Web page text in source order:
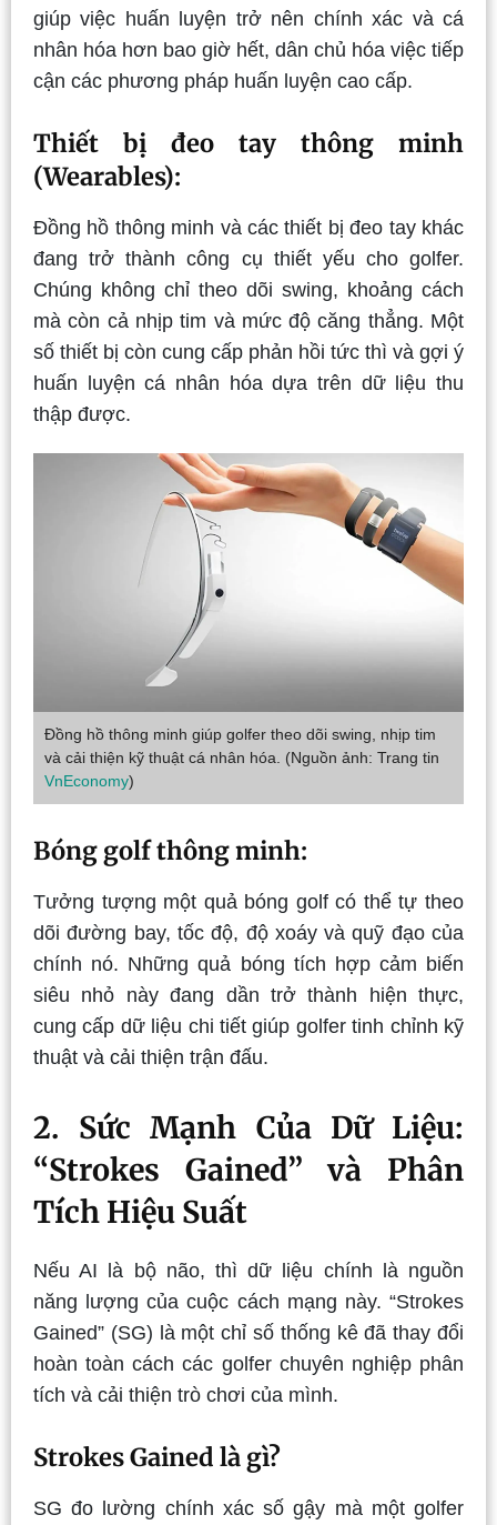
giúp việc huấn luyện trở nên chính xác và cá
nhân hóa hơn bao giờ hết, dân chủ hóa việc tiếp
cận các phương pháp huấn luyện cao cấp.
Thiết bị đeo tay thông minh
(Wearables):
Đồng hồ thông minh và các thiết bị đeo tay khác
đang trở thành công cụ thiết yếu cho golfer.
Chúng không chỉ theo dõi swing, khoảng cách
mà còn cả nhịp tim và mức độ căng thẳng. Một
số thiết bị còn cung cấp phản hồi tức thì và gợi ý
huấn luyện cá nhân hóa dựa trên dữ liệu thu
thập được.
Đồng hồ thông minh giúp golfer theo dõi swing, nhịp tim
và cải thiện kỹ thuật cá nhân hóa. (Nguồn ảnh: Trang tin
VnEconomy)
Bóng golf thông minh:
Tưởng tượng một quả bóng golf có thể tự theo
dõi đường bay, tốc độ, độ xoáy và quỹ đạo của
chính nó. Những quả bóng tích hợp cảm biến
siêu nhỏ này đang dần trở thành hiện thực,
cung cấp dữ liệu chi tiết giúp golfer tinh chỉnh kỹ
thuật và cải thiện trận đấu.
2. Sức Mạnh Của Dữ Liệu:
“Strokes Gained” và Phân
Tích Hiệu Suất
Nếu AI là bộ não, thì dữ liệu chính là nguồn
năng lượng của cuộc cách mạng này. “Strokes
Gained” (SG) là một chỉ số thống kê đã thay đổi
hoàn toàn cách các golfer chuyên nghiệp phân
tích và cải thiện trò chơi của mình.
Strokes Gained là gì?
SG đo lường chính xác số gậy mà một golfer